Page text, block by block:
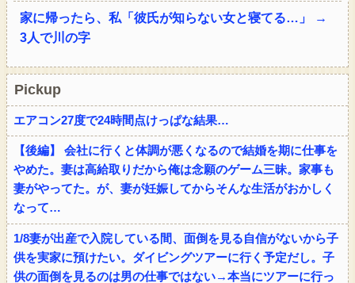
家に帰ったら、私「彼氏が知らない女と寝てる…」 →
3人で川の字
Pickup
エアコン27度で24時間点けっぱな結果…
【後編】 会社に行くと体調が悪くなるので結婚を期に仕事を
やめた。妻は高給取りだから俺は念願のゲーム三昧。家事も
妻がやってた。が、妻が妊娠してからそんな生活がおかしく
なって…
1/8妻が出産で入院している間、面倒を見る自信がないから子
供を実家に預けたい。ダイビングツアーに行く予定だし。子
供の面倒を見るのは男の仕事ではない→本当にツアーに行っ